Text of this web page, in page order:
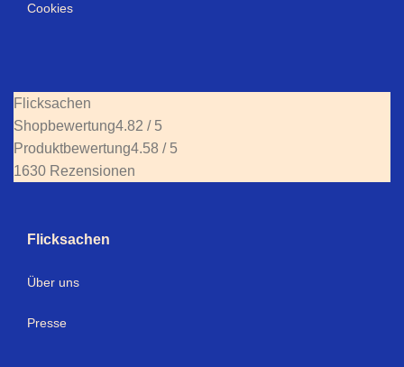
Cookies
Flicksachen
Shopbewertung4.82 / 5
Produktbewertung4.58 / 5
1630 Rezensionen
Flicksachen
Über uns
Presse